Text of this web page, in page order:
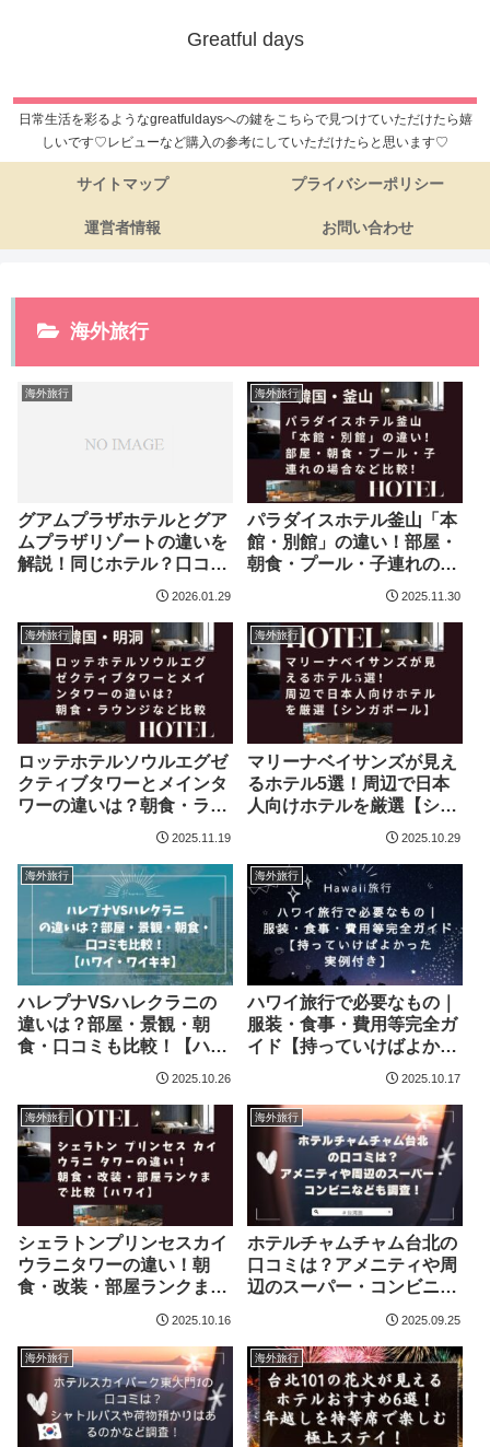
Greatful days
日常生活を彩るようなgreatfuldaysへの鍵をこちらで見つけていただけたら嬉
しいです♡レビューなど購入の参考にしていただけたらと思います♡
サイトマップ プライバシーポリシー
運営者情報 お問い合わせ
海外旅行
海外旅行
グアムプラザホテルとグア
ムプラザリゾートの違いを
解説！同じホテル？口コミ
2026.01.29
海外旅行
パラダイスホテル釜山「本
館・別館」の違い！部屋・
朝食・プール・子連れの場
2025.11.30
海外旅行
ロッテホテルソウルエグゼ
クティブタワーとメインタ
ワーの違いは？朝食・ラウ
2025.11.19
海外旅行
マリーナベイサンズが見え
るホテル5選！周辺で日本
人向けホテルを厳選【シン
2025.10.29
海外旅行
ハレプナVSハレクラニの
違いは？部屋・景観・朝
食・口コミも比較！【ハワ
2025.10.26
海外旅行
ハワイ旅行で必要なもの｜
服装・食事・費用等完全ガ
イド【持っていけばよかっ
2025.10.17
海外旅行
シェラトンプリンセスカイ
ウラニタワーの違い！朝
食・改装・部屋ランクまで
2025.10.16
海外旅行
ホテルチャムチャム台北の
口コミは？アメニティや周
辺のスーパー・コンビニな
2025.09.25
海外旅行 海外旅行